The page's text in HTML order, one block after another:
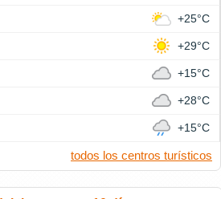
+25°C
+29°C
+15°C
+28°C
+15°C
todos los centros turísticos